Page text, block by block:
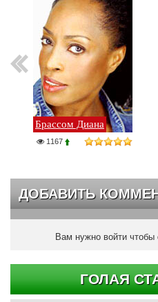
Брассом Диана
1167
ДОБАВИТЬ
Вам нужно войти чтобы
ГОЛАЯ